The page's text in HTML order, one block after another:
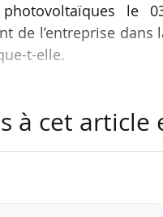
le
de l’entreprise dans
t-elle.
dans les
de la région
à cet